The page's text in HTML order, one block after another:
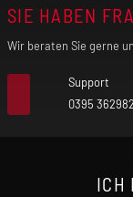
SIE HABEN
Wir beraten Sie gerne
Support
0395
ICH